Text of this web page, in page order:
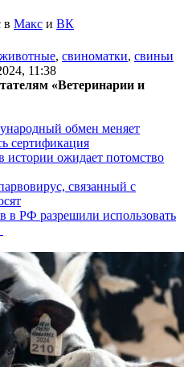
в Макс и ВК
животные, свиноматки, свиньи
11:38
«Ветеринарии и
обмен меняет
сертификация
истории ожидает потомство
связанный с
в РФ разрешили использовать